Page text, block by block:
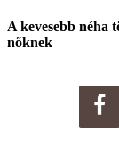
A kevesebb néha
nőknek